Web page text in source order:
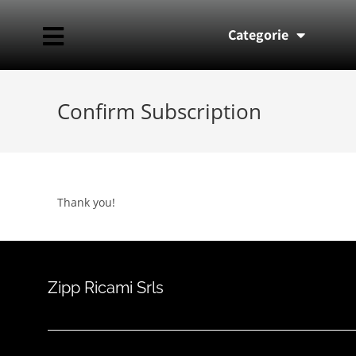
Categorie
Confirm Subscription
Thank you!
Zipp Ricami Srls